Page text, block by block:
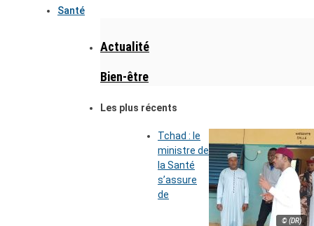
Santé
Actualité
Bien-être
Les plus récents
© (DR)
Tchad : le
ministre de
la Santé
s’assure
de